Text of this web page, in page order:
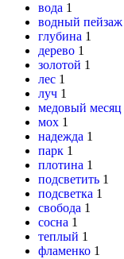
вода 1
водный пейзаж
глубина 1
дерево 1
золотой 1
лес 1
луч 1
медовый месяц
мох 1
надежда 1
парк 1
плотина 1
подсветить 1
подсветка 1
свобода 1
сосна 1
теплый 1
фламенко 1